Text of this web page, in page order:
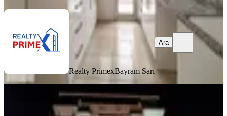
Realty PrimexBayram Sarı
Ara
Şehir Hastanesine Cephe Göçerler' De
3+1 Kiralık Bahçe Dubleks